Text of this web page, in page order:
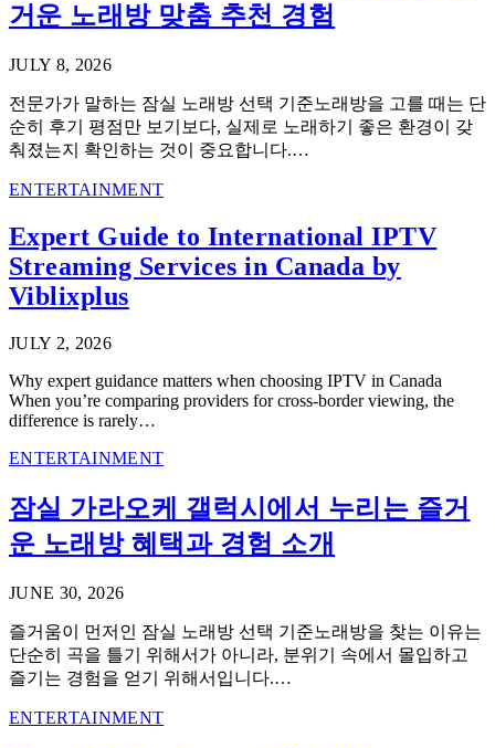
거운 노래방 맞춤 추천 경험
JULY 8, 2026
전문가가 말하는 잠실 노래방 선택 기준노래방을 고를 때는 단
순히 후기 평점만 보기보다, 실제로 노래하기 좋은 환경이 갖
춰졌는지 확인하는 것이 중요합니다.…
ENTERTAINMENT
Expert Guide to International IPTV
Streaming Services in Canada by
Viblixplus
JULY 2, 2026
Why expert guidance matters when choosing IPTV in Canada
When you’re comparing providers for cross-border viewing, the
difference is rarely…
ENTERTAINMENT
잠실 가라오케 갤럭시에서 누리는 즐거
운 노래방 혜택과 경험 소개
JUNE 30, 2026
즐거움이 먼저인 잠실 노래방 선택 기준노래방을 찾는 이유는
단순히 곡을 틀기 위해서가 아니라, 분위기 속에서 몰입하고
즐기는 경험을 얻기 위해서입니다.…
ENTERTAINMENT